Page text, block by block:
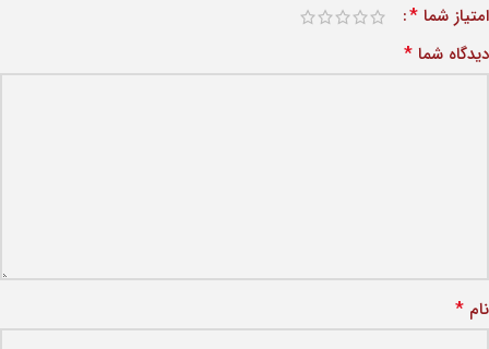
امتیاز شما *
دیدگاه شما *
نام *